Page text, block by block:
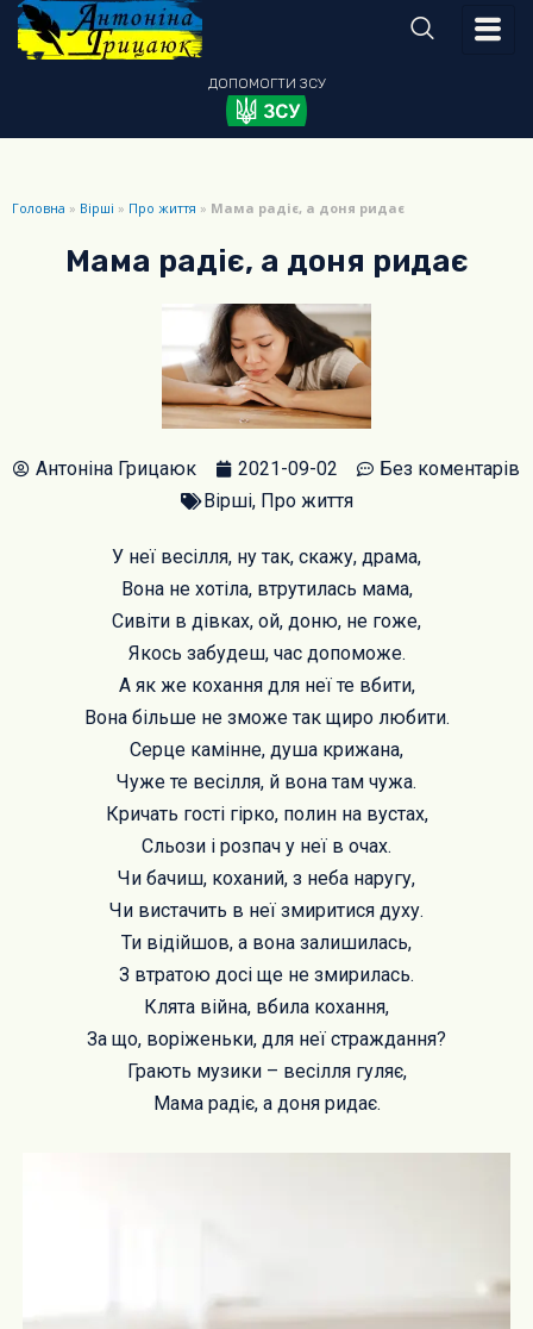
ДОПОМОГТИ ЗСУ
Головна » Вірші » Про життя » Мама радіє, а доня ридає
Мама радіє, а доня ридає
Антоніна Грицаюк 2021-09-02
Без коментарів
Вірші, Про життя
У неї весілля, ну так, скажу, драма,
Вона не хотіла, втрутилась мама,
Сивіти в дівках, ой, доню, не гоже,
Якось забудеш, час допоможе.
А як же кохання для неї те вбити,
Вона більше не зможе так щиро любити.
Серце камінне, душа крижана,
Чуже те весілля, й вона там чужа.
Кричать гості гірко, полин на вустах,
Сльози і розпач у неї в очах.
Чи бачиш, коханий, з неба наругу,
Чи вистачить в неї змиритися духу.
Ти відійшов, а вона залишилась,
З втратою досі ще не змирилась.
Клята війна, вбила кохання,
За що, воріженьки, для неї страждання?
Грають музики – весілля гуляє,
Мама радіє, а доня ридає.